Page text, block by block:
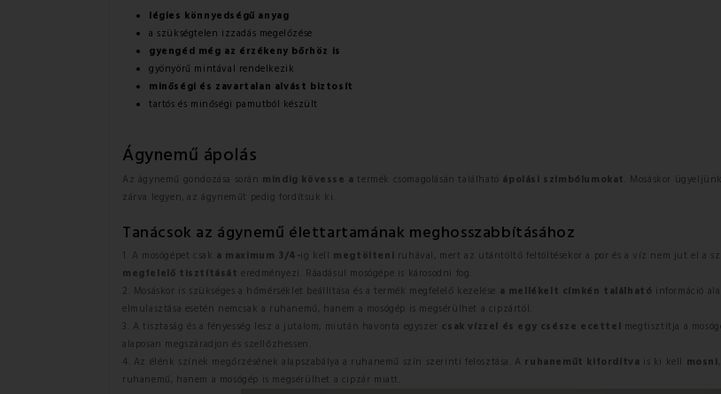
légies könnyedségű anyag
a szükségtelen izzadás megelőzése
gyengéd még az érzékeny bőrhöz is
gyönyörű mintával rendelkezik
minőségi és zavartalan alvást biztosít
tartós és minőségi pamutból készült
Ágynemű ápolás
Az ágynemű gondozása során mindig kövesse a termék csomagolásán található ápolási szimbólumokat . Mosáskor
zárva legyen, az ágyneműt pedig fordítsuk ki.
Tanácsok az ágynemű élettartamának meghosszabbításához
1. A mosógépet csak a maximum 3/4-ig kell megtölteni ruhával, mert az utántöltő feltöltésekor a por és a víz nem jut el a
megfelelő tisztítását eredményezi. Ráadásul mosógépe is károsodni fog.
2. Mosáskor is szükséges a hőmérséklet beállítása és a termék megfelelő kezelése a mellékelt címkén található információ
elmulasztása esetén nemcsak a ruhanemű, hanem a mosógép is megsérülhet a cipzártól.
3. A tisztaság és a fényesség lesz a jutalom, miután havonta egyszer csak vízzel és egy csésze ecettel megtisztítja a
alaposan megszáradjon és szellőzhessen.
4. Az élénk színek megőrzésének alapszabálya a ruhanemű szín szerinti felosztása. A ruhaneműt kifordítva is ki kell mosni
ruhanemű, hanem a mosógép is megsérülhet a cipzár miatt.